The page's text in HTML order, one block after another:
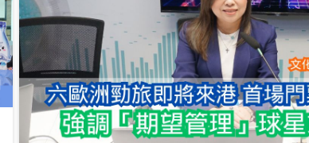
財知大道｜六歐洲勁旅即將來港 首場門票已售逾3
或陣容不全